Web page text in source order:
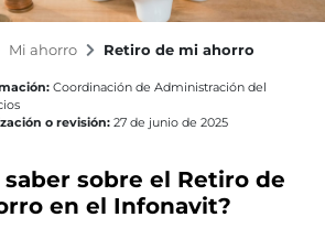
Mi ahorro Retiro de mi ahorro
Coordinación de Administración del
o revisión: 27 de junio de 2025
saber sobre el Retiro de
en el Infonavit?